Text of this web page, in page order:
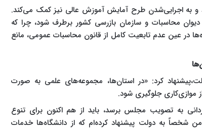
و به اجرایی‌شدن طرح آمایش آموزش عالی نیز کمک می‌کند.
محاسبات و سازمان بازرسی کشور برطرف شود، چرا که
در عین عدم تابعیت کامل از قانون محاسبات عمومی، مانع
کرد: «در استان‌ها، مجموعه‌های علمی به صورت
موازی‌کاری جلوگیری شود.
به تصویب مجلس برسد، باید از هم اکنون برای تنوع
شخصاً به دولت پیشنهاد کرده‌ام که از دانشگاه‌ها خدمات